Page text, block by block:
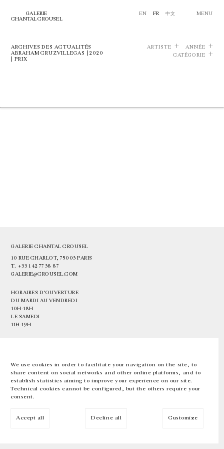
We use cookies in order to facilitate your navigation on the site, to
share content on social networks and other online platforms, and to
establish statistics aiming to improve your experience on our site.
Technical cookies cannot be configured, but the others require your
consent.
Accept all Decline all Customize
GALERIE
CHANTAL CROUSEL
EN FR 中文 MENU
ARCHIVES DES ACTUALITÉS
ABRAHAM CRUZVILLEGAS | 2020
| PRIX
ARTISTE
ANNÉE
CATÉGORIE
GALERIE CHANTAL CROUSEL
10 RUE CHARLOT, 75003 PARIS
T. +33 1 42 77 38 87
GALERIE@CROUSEL.COM
HORAIRES D'OUVERTURE
DU MARDI AU VENDREDI
10H-18H
LE SAMEDI
11H-19H
EN FR 中文 Facebook Instagram
Inscrivez-vous à notre newsletter